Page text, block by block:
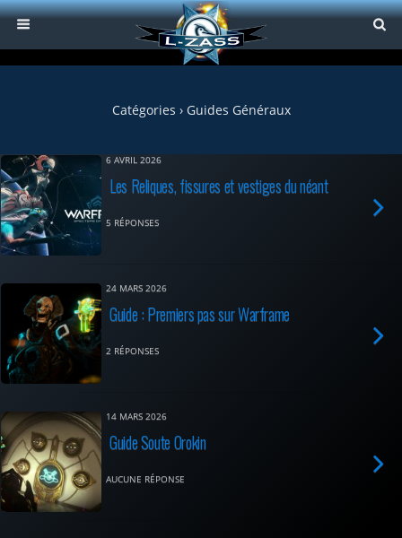
Catégories ›Guides Généraux
6 AVRIL 2026
Les Reliques, fissures et vestiges du néant
5 RÉPONSES
24 MARS 2026
Guide : Premiers pas sur Warframe
2 RÉPONSES
14 MARS 2026
Guide Soute Orokin
AUCUNE RÉPONSE